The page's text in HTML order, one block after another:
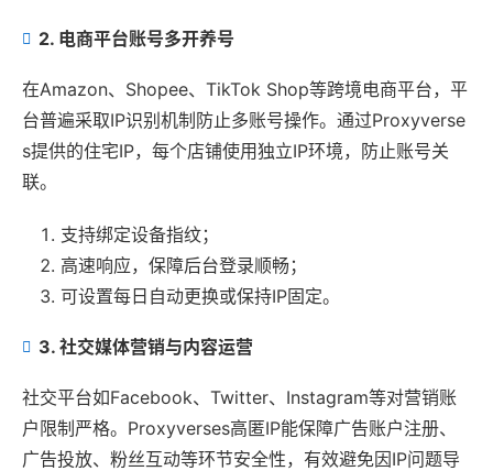
2. 电商平台账号多开养号
在Amazon、Shopee、TikTok Shop等跨境电商平台，平
台普遍采取IP识别机制防止多账号操作。通过Proxyverse
s提供的住宅IP，每个店铺使用独立IP环境，防止账号关
联。
支持绑定设备指纹；
高速响应，保障后台登录顺畅；
可设置每日自动更换或保持IP固定。
3. 社交媒体营销与内容运营
社交平台如Facebook、Twitter、Instagram等对营销账
户限制严格。Proxyverses高匿IP能保障广告账户注册、
广告投放、粉丝互动等环节安全性，有效避免因IP问题导